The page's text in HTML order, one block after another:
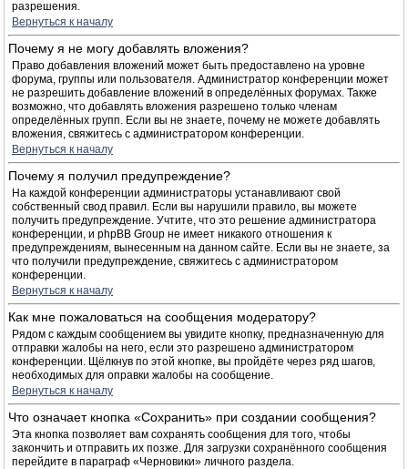
разрешения.
Вернуться к началу
Почему я не могу добавлять вложения?
Право добавления вложений может быть предоставлено на уровне
форума, группы или пользователя. Администратор конференции может
не разрешить добавление вложений в определённых форумах. Также
возможно, что добавлять вложения разрешено только членам
определённых групп. Если вы не знаете, почему не можете добавлять
вложения, свяжитесь с администратором конференции.
Вернуться к началу
Почему я получил предупреждение?
На каждой конференции администраторы устанавливают свой
собственный свод правил. Если вы нарушили правило, вы можете
получить предупреждение. Учтите, что это решение администратора
конференции, и phpBB Group не имеет никакого отношения к
предупреждениям, вынесенным на данном сайте. Если вы не знаете, за
что получили предупреждение, свяжитесь с администратором
конференции.
Вернуться к началу
Как мне пожаловаться на сообщения модератору?
Рядом с каждым сообщением вы увидите кнопку, предназначенную для
отправки жалобы на него, если это разрешено администратором
конференции. Щёлкнув по этой кнопке, вы пройдёте через ряд шагов,
необходимых для оправки жалобы на сообщение.
Вернуться к началу
Что означает кнопка «Сохранить» при создании сообщения?
Эта кнопка позволяет вам сохранять сообщения для того, чтобы
закончить и отправить их позже. Для загрузки сохранённого сообщения
перейдите в параграф «Черновики» личного раздела.